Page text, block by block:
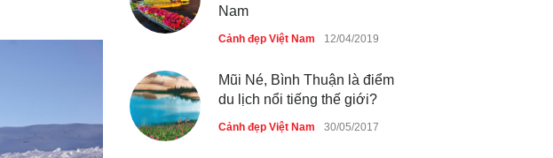
Nam
Cảnh đẹp Việt Nam 12/04/2019
Mũi Né, Bình Thuận là điểm
du lịch nổi tiếng thế giới?
Cảnh đẹp Việt Nam 30/05/2017